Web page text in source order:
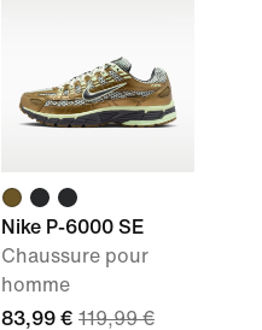
Nike P-6000 SE
Chaussure pour
homme
83,99 € 119,99 €